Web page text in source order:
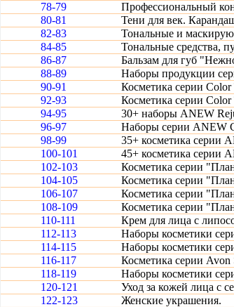
78-79
Профессиональный
80-81
Тени для век.
82-83
Тональные и
84-85
Тональные средства,
86-87
Бальзам для губ
88-89
Наборы продукции
90-91
Косметика серии Color
92-93
Косметика серии Color
94-95
30+ наборы ANEW
96-97
Наборы серии ANEW
98-99
35+ косметика серии
100-101
45+ косметика серии
102-103
Косметика серии
104-105
Косметика серии
106-107
Косметика серии
108-109
Косметика серии
110-111
Крем для лица с
112-113
Наборы косметики
114-115
Наборы косметики
116-117
Косметика серии Avon
118-119
Наборы косметики
120-121
Уход за кожей лица с
122-123
Женские украшения.